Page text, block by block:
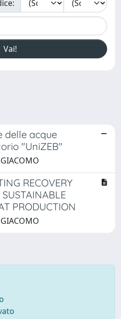
delle acque
"UniZEB"
RECOVERY
SUSTAINABLE
PRODUCTION